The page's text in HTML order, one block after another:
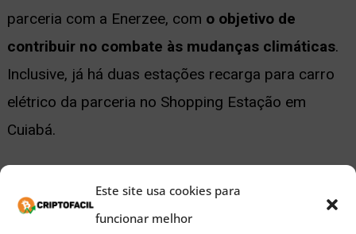
Este site usa cookies para
funcionar melhor
parceria com a Enerzee, com o objetivo de
contribuir no combate às mudanças climáticas.
Inclusive, já há duas estações recarga para carro
elétrico da parceria no Shopping Estação em
Cuiabá.
O plano de apoio multimilionário, realizado pela
CoinEx Smart Chain
, se soma à busca constante da